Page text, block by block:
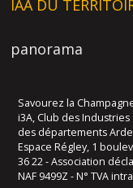
IAA DU
panorama
Savourez la
i3A, Club des
des départements
Espace Régley, 1
36 22 - Association
NAF 9499Z - N° TVA